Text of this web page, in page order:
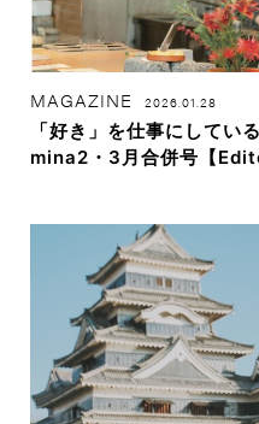
MAGAZINE 2026.01.28
「好き」を仕事にしてい
mina2・3月合併号【